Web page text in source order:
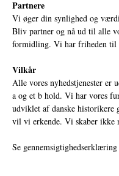
Partnere
Vi øger din synlighed og
Bliv partner og nå ud til alle
formidling. Vi har friheden til
Vilkår
Alle vores nyhedstjenester er
a og et b hold. Vi har vores
udviklet af danske historikere
vil vi erkende. Vi skaber ikke
Se